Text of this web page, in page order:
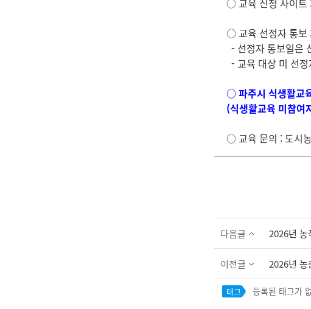
○ 교육 선정자 통보
- 선정자 통보일은
- 교육 대상 미 선
○ 파주시 식생활교
(식생활교육 미참여
○ 교육 문의 : 도시
다음글 2026년 농
이전글 2026년 농
태그 등록된 태그가